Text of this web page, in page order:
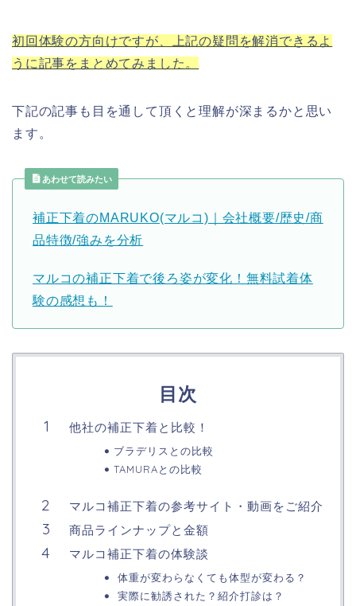
初回体験の方向けですが、上記の疑問を解消できるよ
うに記事をまとめてみました。
下記の記事も目を通して頂くと理解が深まるかと思い
ます。
あわせて読みたい
補正下着のMARUKO(マルコ)｜会社概要/歴史/商
品特徴/強みを分析
マルコの補正下着で後ろ姿が変化！無料試着体
験の感想も！
目次
他社の補正下着と比較！
ブラデリスとの比較
TAMURAとの比較
マルコ補正下着の参考サイト・動画をご紹介
商品ラインナップと金額
マルコ補正下着の体験談
体重が変わらなくても体型が変わる？
実際に勧誘された？紹介打診は？